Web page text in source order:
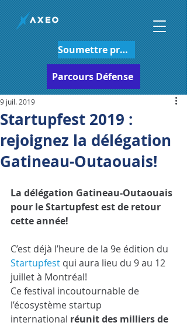
Soumettre projet
Parcours Défense
Startupfest 2019 :
rejoignez la délégation
Gatineau-Outaouais!
9 juil. 2019
La délégation Gatineau-Outaouais
pour le Startupfest est de retour
cette année!
C’est déjà l’heure de la 9e édition du
Startupfest qui aura lieu du 9 au 12
juillet à Montréal!
Ce festival incoutournable de
l’écosystème startup
international réunit des milliers de